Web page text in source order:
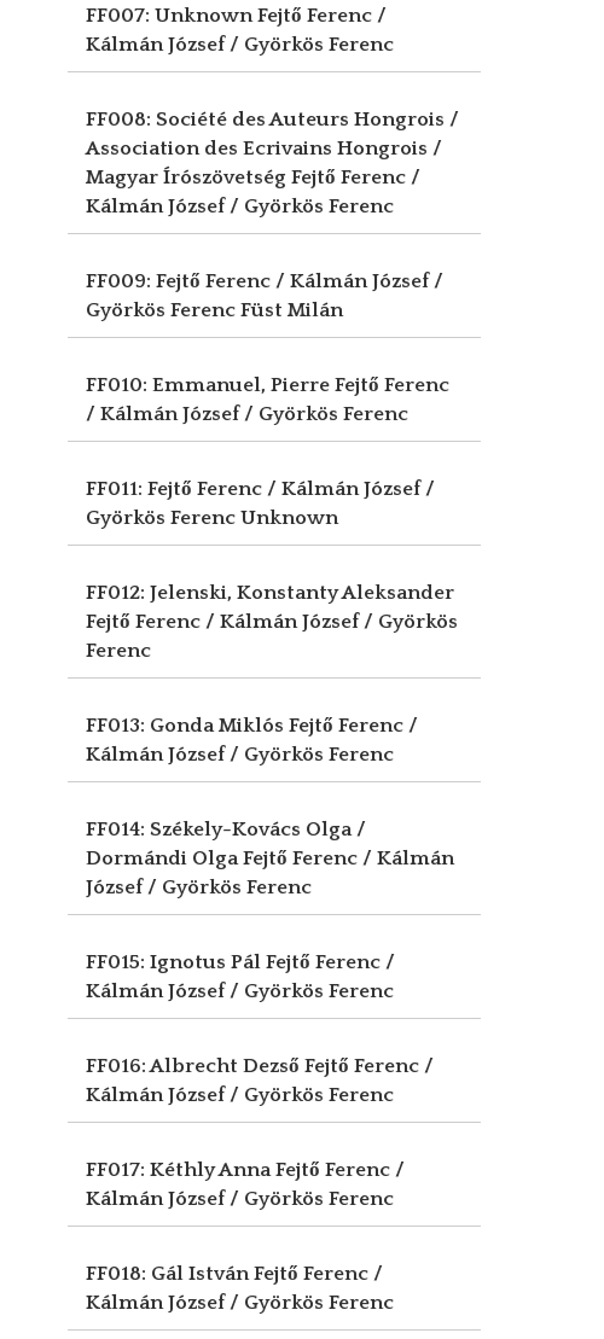
FF007: UnknownFejtő Ferenc /
Kálmán József / Györkös Ferenc
FF008: Société des Auteurs Hongrois /
Association des Ecrivains Hongrois /
Magyar Írószövetség Fejtő Ferenc /
Kálmán József / Györkös Ferenc
FF009: Fejtő Ferenc / Kálmán József /
Györkös Ferenc Füst Milán
FF010: Emmanuel, Pierre Fejtő Ferenc
/ Kálmán József / Györkös Ferenc
FF011: Fejtő Ferenc / Kálmán József /
Györkös Ferenc Unknown
FF012: Jelenski, Konstanty Aleksander
Fejtő Ferenc / Kálmán József / Györkös
Ferenc
FF013: Gonda Miklós Fejtő Ferenc /
Kálmán József / Györkös Ferenc
FF014: Székely-Kovács Olga /
Dormándi OlgaFejtő Ferenc / Kálmán
József / Györkös Ferenc
FF015: Ignotus Pál Fejtő Ferenc /
Kálmán József / Györkös Ferenc
FF016: Albrecht Dezső Fejtő Ferenc /
Kálmán József / Györkös Ferenc
FF017: Kéthly AnnaFejtő Ferenc /
Kálmán József / Györkös Ferenc
FF018: Gál IstvánFejtő Ferenc /
Kálmán József / Györkös Ferenc